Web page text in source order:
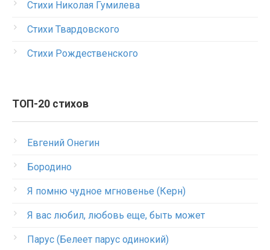
Стихи Николая Гумилева
Стихи Твардовского
Стихи Рождественского
ТОП-20 стихов
Евгений Онегин
Бородино
Я помню чудное мгновенье (Керн)
Я вас любил, любовь еще, быть может
Парус (Белеет парус одинокий)